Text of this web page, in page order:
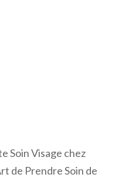
Soin Visage chez
de Prendre Soin de